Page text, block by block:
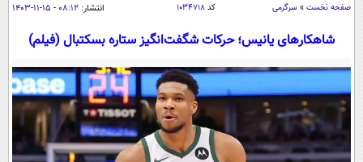
اقتصاد
اقتصادی
خودرو
جامعه
حوادث
سلامت
یک برش دانایی
ورزشی
بین الملل
سیاست خارجی
فرهنگ و هنر
علم و دانش
صفحه نخست » سرگرمی کد۱۰۳۴۷۱۸ انتشار: ۰۸:۱۲ - ۱۵-۱۱-۱۴۰۳
شاهکارهای یانیس؛ حرکات شگفت‌انگیز ستاره بسکتبال (فیلم)